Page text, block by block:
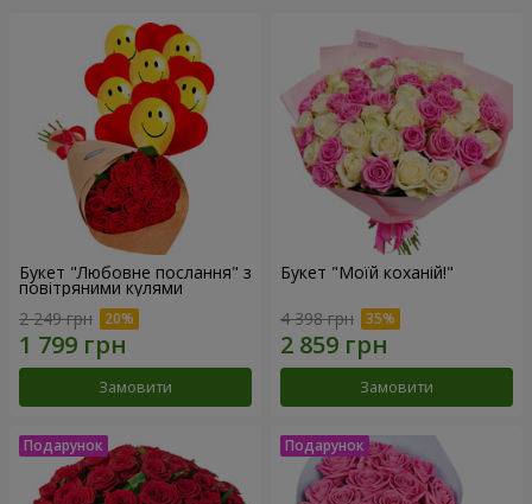
Букет "Любовне послання" з
повітряними кулями
2 249 грн
Замовити
Букет "Моїй коханій!"
4 398 грн
Замовити